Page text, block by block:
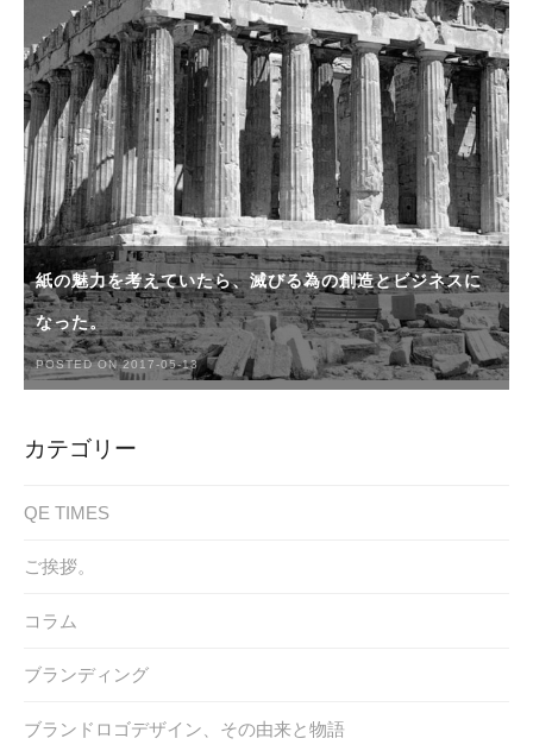
紙の魅力を考えていたら、滅びる為の創造とビジネスに
なった。
POSTED ON 2017-05-13
カテゴリー
QE TIMES
ご挨拶。
コラム
ブランディング
ブランドロゴデザイン、その由来と物語